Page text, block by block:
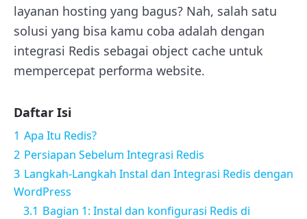
layanan hosting yang bagus? Nah, salah satu
solusi yang bisa kamu coba adalah dengan
integrasi Redis sebagai object cache untuk
mempercepat performa website.
Daftar Isi
1 Apa Itu Redis?
2 Persiapan Sebelum Integrasi Redis
3 Langkah-Langkah Instal dan Integrasi Redis dengan
WordPress
3.1 Bagian 1: Instal dan konfigurasi Redis di